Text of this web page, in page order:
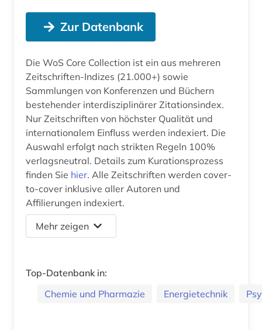
Zur Datenbank
Die WoS Core Collection ist ein aus mehreren
Zeitschriften-Indizes (21.000+) sowie
Sammlungen von Konferenzen und Büchern
bestehender interdisziplinärer Zitationsindex.
Nur Zeitschriften von höchster Qualität und
internationalem Einfluss werden indexiert. Die
Auswahl erfolgt nach strikten Regeln 100%
verlagsneutral. Details zum Kurationsprozess
finden Sie hier. Alle Zeitschriften werden cover-
to-cover inklusive aller Autoren und
Affilierungen indexiert.
Mehr zeigen
Top-Datenbank in:
Chemie und Pharmazie
Energietechnik